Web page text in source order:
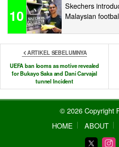
10
Skechers
Malaysian
ARTIKEL SEBELUMNYA
UEFA ban looms as motive revealed
for Bukayo Saka and Dani Carvajal
tunnel Incident
© 2026 Copyright
HOME
ABOUT